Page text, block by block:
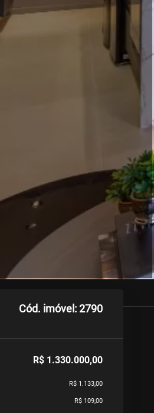
Cód. imóvel: 2790
R$ 1.330.000,00
R$ 1.133,00
R$ 109,00